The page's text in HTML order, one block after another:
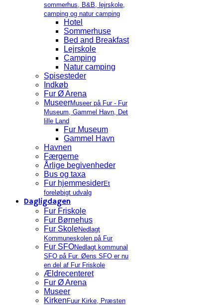
sommerhus, B&B, lejrskole,
camping og natur camping
Hotel
Sommerhuse
Bed and Breakfast
Lejrskole
Camping
Natur camping
Spisesteder
Indkøb
Fur Ø Arena
MuseerMuseer på Fur - Fur
Museum, Gammel Havn, Det
lille Land
Fur Museum
Gammel Havn
Havnen
Færgerne
Årlige begivenheder
Bus og taxa
Fur hjemmesiderEt
foreløbigt udvalg
Dagligdagen
Fur Friskole
Fur Børnehus
Fur SkoleNedlagt
Kommuneskolen på Fur
Fur SFONedlagt kommunal
SFO på Fur. Øens SFO er nu
en del af Fur Friskole
Ældrecenteret
Fur Ø Arena
Museer
Kirken Fuur Kirke, Præsten